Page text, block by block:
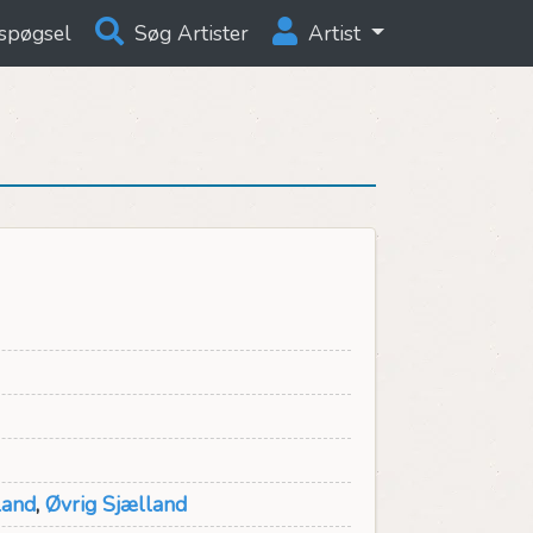
Søg Artister Artist
,Øvrig Sjælland